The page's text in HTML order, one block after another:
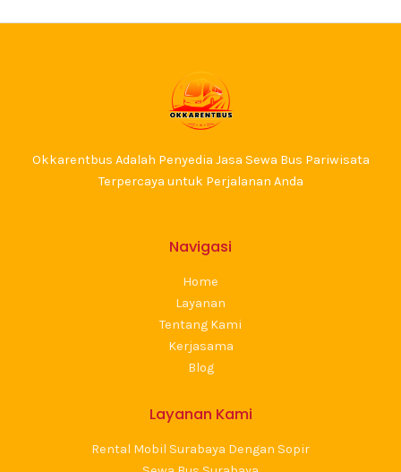
Okkarentbus Adalah Penyedia Jasa Sewa Bus Pariwisata
Terpercaya untuk Perjalanan Anda
Navigasi
Home
Layanan
Tentang Kami
Kerjasama
Blog
Layanan Kami
Rental Mobil Surabaya Dengan Sopir